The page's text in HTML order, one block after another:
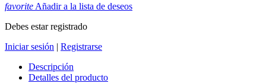
favorite Añadir a la lista de deseos
Debes estar registrado
Iniciar sesión | Registrarse
Descripción
Detalles del producto